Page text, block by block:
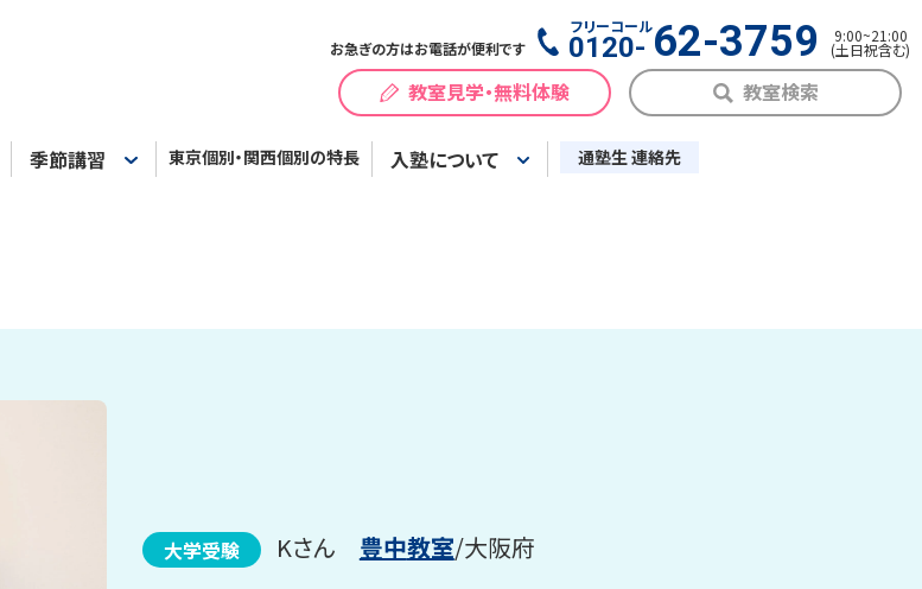
お急ぎの方はお電話が便利です
フリーコール
0120- 62-3759 9:00~21:00
(土日祝含む)
教室見学・無料体験 教室検索
季節講習 東京個別・関西個別の特長 入塾について 通塾生 連絡先
大学受験 Kさん 豊中教室/大阪府